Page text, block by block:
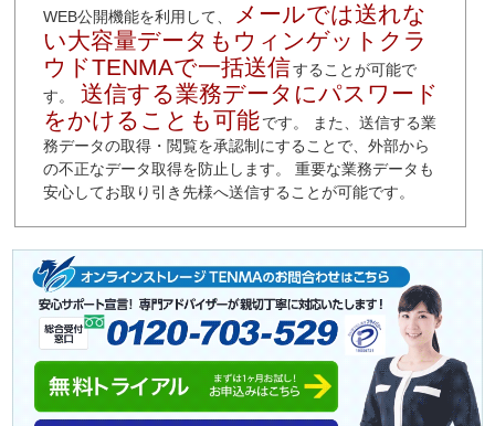
WEB公開機能を利用して、
メールでは送れな
い大容量データもウィンゲットクラ
ウドTENMAで一括送信することが可能で
す。
送信する業務データにパスワード
をかけることも可能です。 また、送信する業
務データの取得・閲覧を承認制にすることで、外部から
の不正なデータ取得を防止します。 重要な業務データも
安心してお取り引き先様へ送信することが可能です。